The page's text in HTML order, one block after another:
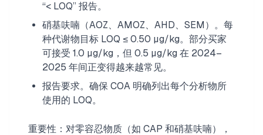
“< LOQ” 报告。
硝基呋喃（AOZ、AMOZ、AHD、SEM）。每
种代谢物目标 LOQ ≤ 0.50 µg/kg。部分买家
可接受 1.0 µg/kg，但 0.5 µg/kg 在 2024–
2025 年间正变得越来越常见。
报告要求。确保 COA 明确列出每个分析物所
使用的 LOQ。
重要性：对零容忍物质（如 CAP 和硝基呋喃），